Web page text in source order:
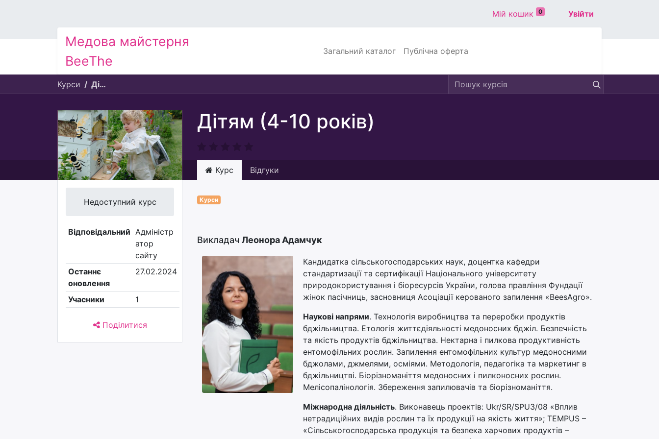
Мій кошик 0 Увійти
Медова майстерня
BeeThe
Загальний каталог Публічна оферта
Курси Дітям (4-10 років)
Дітям (4-10 років)
Недоступний курс
Відповідальний Адміністр
атор
сайту
Останнє
оновлення
27.02.2024
Учасники 1
Поділитися
Курс Відгуки
Курси
Викладач Леонора Адамчук
Кандидатка сільськогосподарських наук, доцентка кафедри
стандартизації та сертифікації Національного університету
природокористування і біоресурсів України, голова правління Фундації
жінок пасічниць, засновниця Асоціації керованого запилення «BeesAgro».
Наукові напрями. Технологія виробництва та переробки продуктів
бджільництва. Етологія життєдіяльності медоносних бджіл. Безпечність
та якість продуктів бджільництва. Нектарна і пилкова продуктивність
ентомофільних рослин. Запилення ентомофільних культур медоносними
бджолами, джмелями, осміями. Методологія, педагогіка та маркетинг в
бджільництві. Біорізноманіття медоносних і пилконосних рослин.
Мелісопалінологія. Збереження запилювачів та біорізноманіття.
Міжнародна діяльність. Виконавець проектів: Ukr/SR/SPU3/08 «Вплив
нетрадиційних видів рослин та їх продукції на якість життя»; TEMPUS –
«Сільськогосподарська продукція та безпека харчових продуктів –